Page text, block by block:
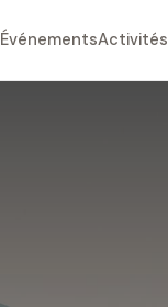
ÉvénementsActivités